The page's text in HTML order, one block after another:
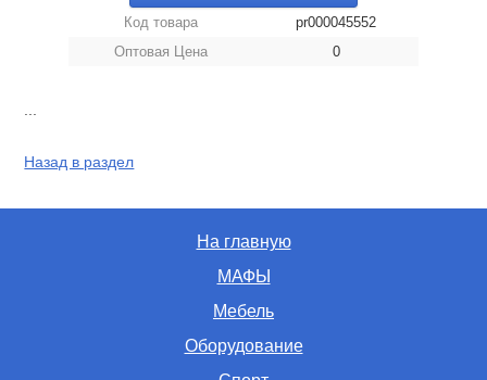
Код товара
pr000045552
Оптовая Цена
0
Назад в раздел
На главную
МАФЫ
Мебель
Оборудование